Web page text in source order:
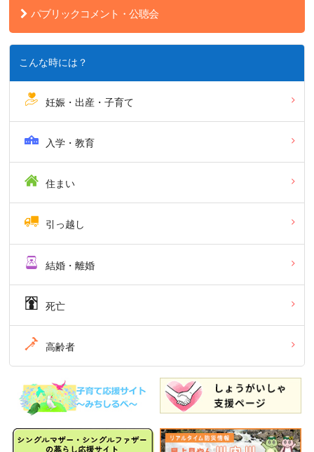
パブリックコメント・公聴会
こんな時には？
妊娠・出産・子育て
入学・教育
住まい
引っ越し
結婚・離婚
死亡
高齢者